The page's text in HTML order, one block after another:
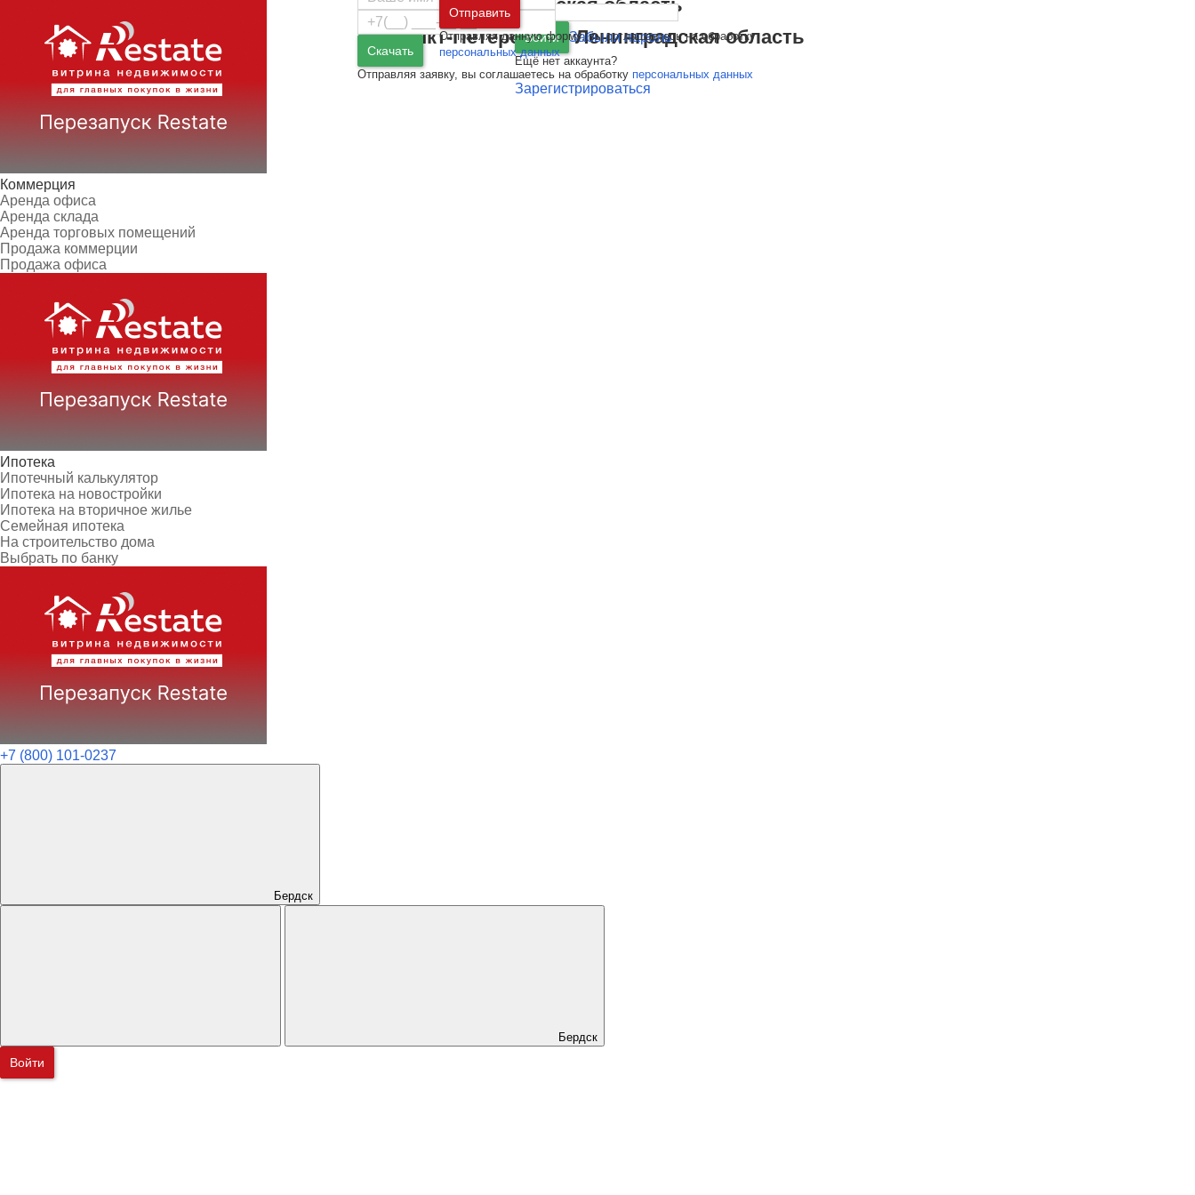
Коммерция
Аренда офиса
Аренда склада
Аренда торговых помещений
Продажа коммерции
Продажа офиса
Ипотека
Ипотечный калькулятор
Ипотека на новостройки
Ипотека на вторичное жилье
Семейная ипотека
На строительство дома
Выбрать по банку
+7 (800) 101-0237
Бердск
Бердск
Войти
Москва
Московская область
Санкт-Петербург иЛенинградская область
Войти Забыли пароль
Ещё нет аккаунта?
Зарегистрироваться
Скачать
Отправляя заявку, вы соглашаетесь на обработку персональных данных
Отправить
Отправляя данную форму, вы соглашаетесь на обработку
персональных данных